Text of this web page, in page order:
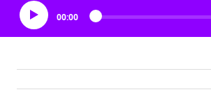
00:00